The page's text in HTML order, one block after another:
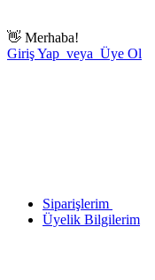
👋 Merhaba!
Giriş Yap veya Üye Ol
Siparişlerim
Üyelik Bilgilerim